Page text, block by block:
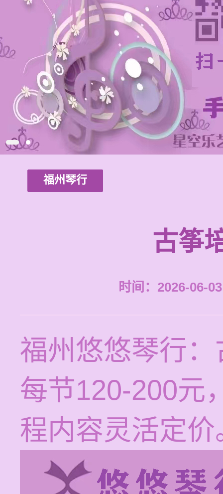
福州琴行
古筝
时间：2026-06-
福州悠悠琴行
每节120-200元
程内容灵活定价